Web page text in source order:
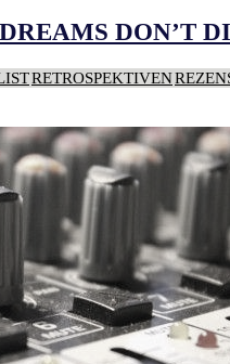
DON’T
RETROSPEKTIVEN